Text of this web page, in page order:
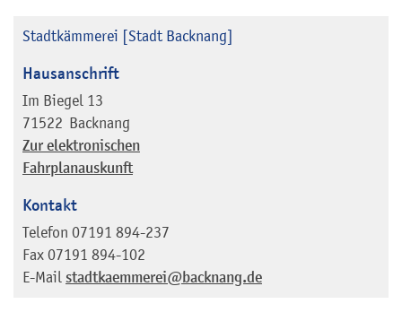
Stadtkämmerei [Stadt Backnang]
Hausanschrift
Im Biegel 13
71522 Backnang
Zur elektronischen
Fahrplanauskunft
Kontakt
Telefon 07191 894-237
Fax 07191 894-102
E-Mail stadtkaemmerei@backnang.de